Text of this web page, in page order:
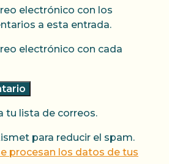
electrónico con los
a esta entrada.
electrónico con cada
tu lista de correos.
para reducir el spam.
procesan los datos de tus